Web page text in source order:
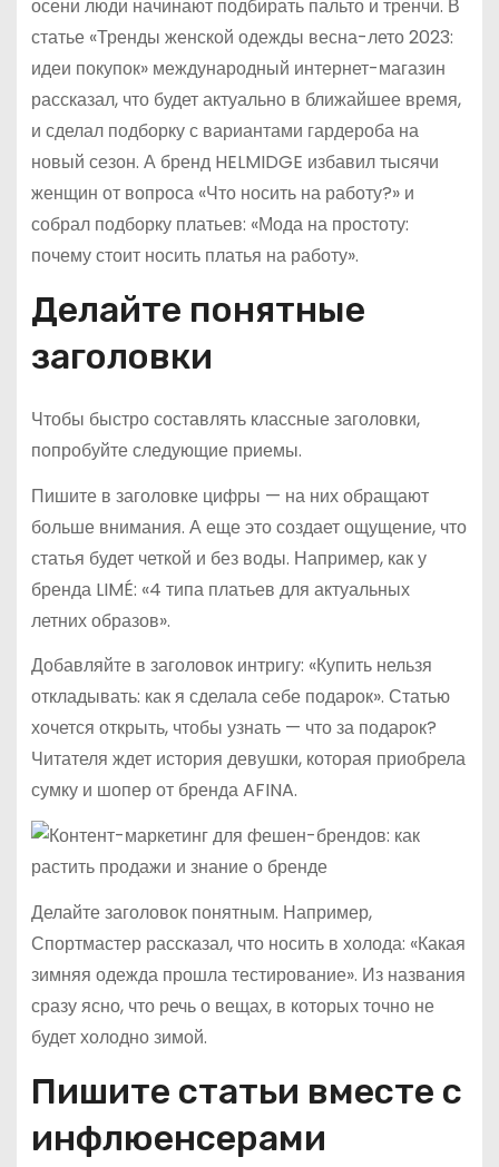
осени люди начинают подбирать пальто и тренчи. В
статье «Тренды женской одежды весна-лето 2023:
идеи покупок» международный интернет-магазин
рассказал, что будет актуально в ближайшее время,
и сделал подборку с вариантами гардероба на
новый сезон. А бренд HELMIDGE избавил тысячи
женщин от вопроса «Что носить на работу?» и
собрал подборку платьев: «Мода на простоту:
почему стоит носить платья на работу».
Делайте понятные
заголовки
Чтобы быстро составлять классные заголовки,
попробуйте следующие приемы.
Пишите в заголовке цифры — на них обращают
больше внимания. А еще это создает ощущение, что
статья будет четкой и без воды. Например, как у
бренда LIMÉ: «4 типа платьев для актуальных
летних образов».
Добавляйте в заголовок интригу: «Купить нельзя
откладывать: как я сделала себе подарок». Статью
хочется открыть, чтобы узнать — что за подарок?
Читателя ждет история девушки, которая приобрела
сумку и шопер от бренда AFINA.
Делайте заголовок понятным. Например,
Спортмастер рассказал, что носить в холода: «Какая
зимняя одежда прошла тестирование». Из названия
сразу ясно, что речь о вещах, в которых точно не
будет холодно зимой.
Пишите статьи вместе с
инфлюенсерами